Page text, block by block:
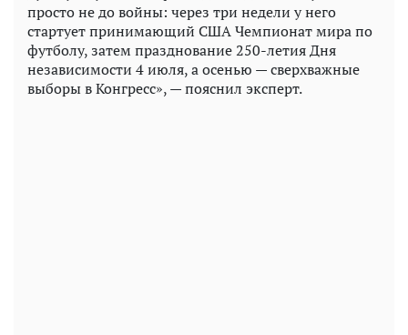
просто не до войны: через три недели у него
стартует принимающий США Чемпионат мира по
футболу, затем празднование 250-летия Дня
независимости 4 июля, а осенью — сверхважные
выборы в Конгресс», — пояснил эксперт.